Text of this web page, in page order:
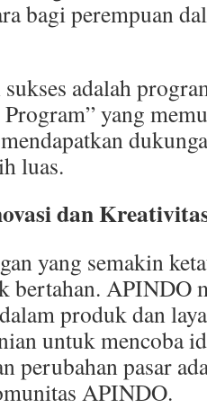
bagi perempuan
adalah
yang
luas.
dan
yang semakin
bertahan. APINDO
produk dan
untuk mencoba
perubahan pasar
APINDO.